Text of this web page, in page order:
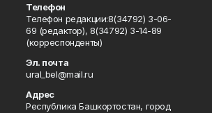
Телефон
Телефон редакции:8(34792) 3-06-
69 (редактор), 8(34792) 3-14-89
(корреспонденты)
Эл. почта
ural_bel@mail.ru
Адрес
Республика Башкортостан, город